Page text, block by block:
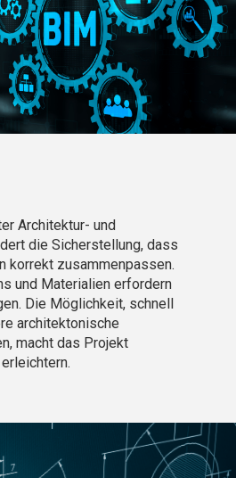
Architektur- und
die Sicherstellung, dass
korrekt zusammenpassen.
und Materialien erfordern
Die Möglichkeit, schnell
architektonische
macht das Projekt